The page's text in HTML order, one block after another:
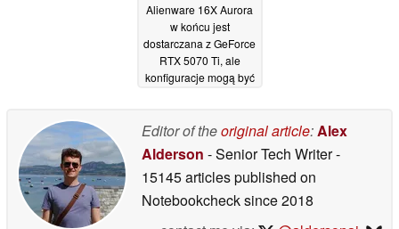
Alienware 16X Aurora
w końcu jest
dostarczana z GeForce
RTX 5070 Ti, ale
konfiguracje mogą być
Editor of theoriginal article:Alex
Alderson - Senior Tech Writer-
15145 articles published on
Notebookchecksince 2018